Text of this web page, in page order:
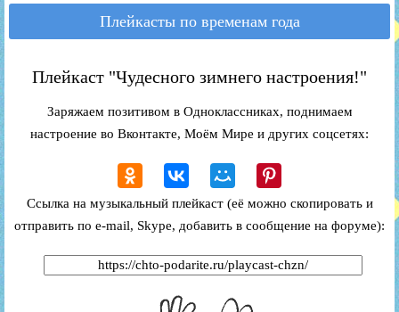
Плейкасты по временам года
Плейкаст "Чудесного зимнего настроения!"
Заряжаем позитивом в Одноклассниках, поднимаем
настроение во Вконтакте, Моём Мире и других соцсетях:
Ссылка на музыкальный плейкаст (её можно скопировать и
отправить по e-mail, Skype, добавить в сообщение на форуме):